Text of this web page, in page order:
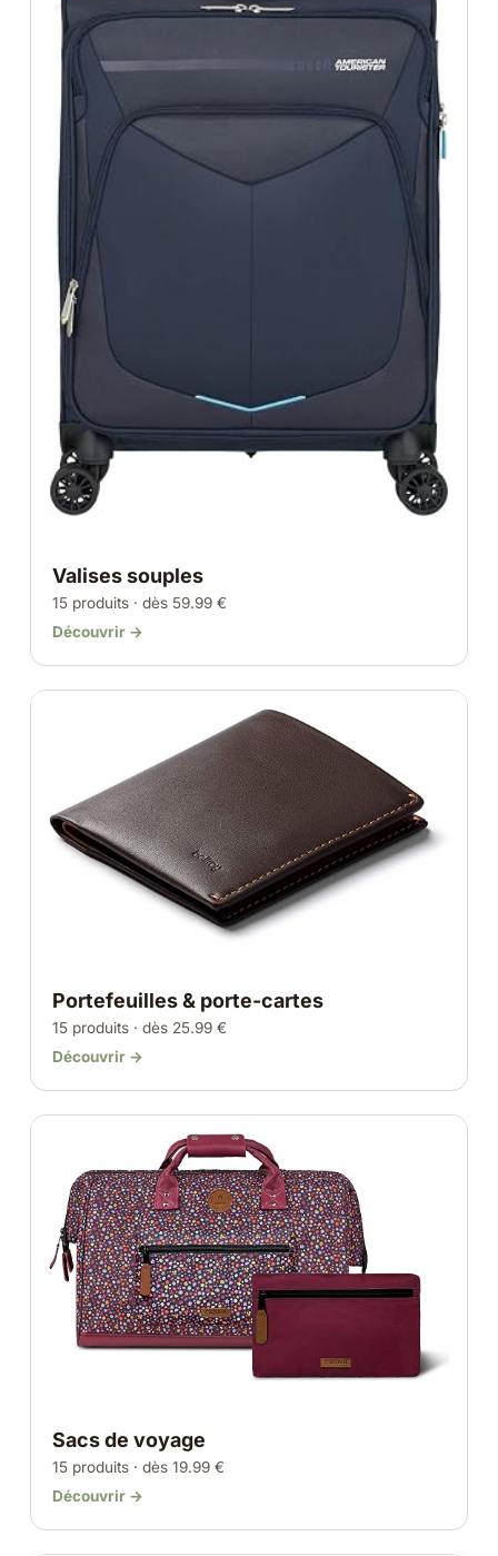
Valises souples
15 produits · dès 59.99 €
Découvrir →
Portefeuilles & porte-cartes
15 produits · dès 25.99 €
Découvrir →
Sacs de voyage
15 produits · dès 19.99 €
Découvrir →